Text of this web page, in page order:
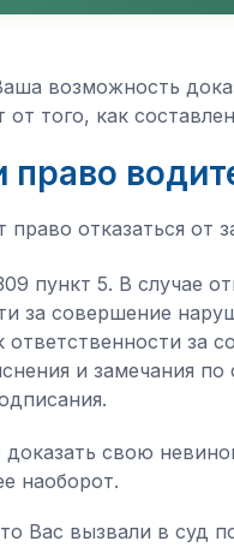
возможность
от того, как
право отказаться от
пункт 5. В случае
за совершение
ответственности за
и замечания
доказать свою
наоборот.
Вас вызвали в суд